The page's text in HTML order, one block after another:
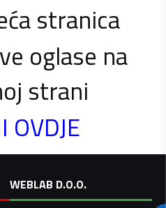
stranica
oglase na
strani
OVDJE
WEBLAB D.O.O.